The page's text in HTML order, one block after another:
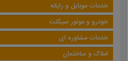
خدمات موبایل و رایانه
خودرو و موتور سیکلت
خدمات مشاوره ای
املاک و ساختمان